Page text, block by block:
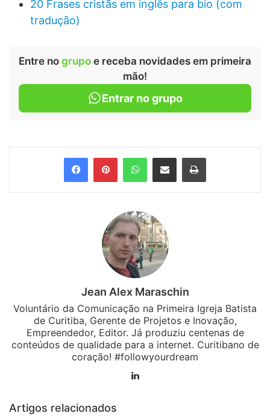
20 Frases cristãs em inglês para bio (com
tradução)
Entre no grupo e receba novidades em primeira
mão!
Entrar no grupo
FacebookPinterestWhatsApp
Compartilhar via e-mail Imprimir
Jean Alex Maraschin
Voluntário da Comunicação na Primeira Igreja Batista
de Curitiba, Gerente de Projetos e Inovação,
Empreendedor, Editor. Já produziu centenas de
conteúdos de qualidade para a internet. Curitibano de
coração! #followyourdream
Artigos relacionados